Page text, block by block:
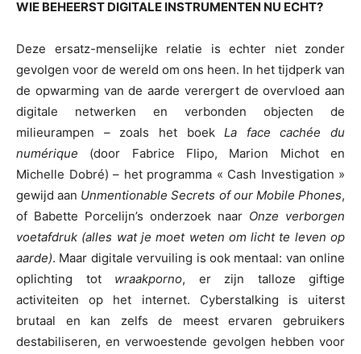
WIE BEHEERST DIGITALE INSTRUMENTEN NU ECHT?
Deze ersatz-menselijke relatie is echter niet zonder
gevolgen voor de wereld om ons heen. In het tijdperk van
de opwarming van de aarde verergert de overvloed aan
digitale netwerken en verbonden objecten de
milieurampen – zoals het boekLa face cachée du
numérique (door Fabrice Flipo, Marion Michot en
Michelle Dobré) – het programma « Cash Investigation »
gewijd aan Unmentionable Secrets of our Mobile Phones,
of Babette Porcelijn’s onderzoek naar Onze verborgen
voetafdruk (alles wat je moet weten om licht te leven op
aarde). Maar digitale vervuiling is ook mentaal: van online
oplichting tot wraakporno, er zijn talloze giftige
activiteiten op het internet. Cyberstalking is uiterst
brutaal en kan zelfs de meest ervaren gebruikers
destabiliseren, en verwoestende gevolgen hebben voor